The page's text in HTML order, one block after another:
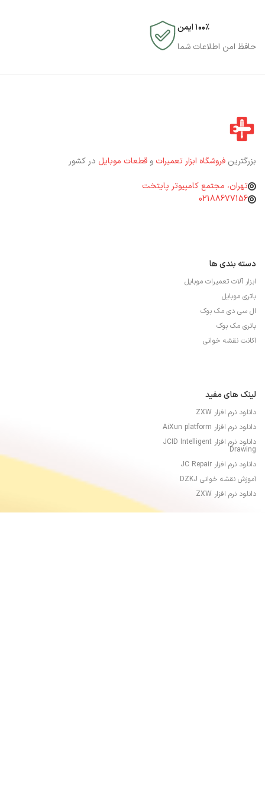
۱۰۰٪ ایمن
حافظ امن اطلاعات شما
بزرگترین فروشگاه ابزار تعمیرات و قطعات موبایل در کشور
تهران، مجتمع کامپیوتر پایتخت
02188677156
دسته بندی ها
ابزار آلات تعمیرات موبایل
باتری موبایل
ال سی دی مک بوک
باتری مک بوک
اکانت نقشه خوانی
لینک های مفید
دانلود نرم افزار ZXW
دانلود نرم افزار AiXun platform
دانلود نرم افزار JCID Intelligent
Drawing
دانلود نرم افزار JC Repair
آموزش نقشه خوانی DZKJ
دانلود نرم افزار ZXW